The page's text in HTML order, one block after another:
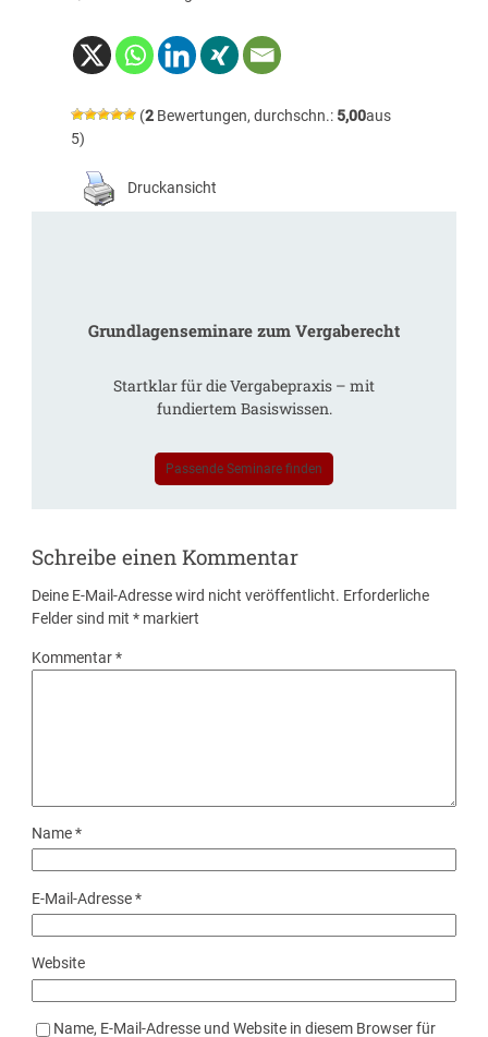
(2Bewertungen, durchschn.: 5,00aus
5)
Druckansicht
Grundlagenseminare zum Vergaberecht
Startklar für die Vergabepraxis – mit
fundiertem Basiswissen.
Passende Seminare finden
Schreibe einen Kommentar
Deine E-Mail-Adresse wird nicht veröffentlicht. Erforderliche
Felder sind mit* markiert
Kommentar*
Name*
E-Mail-Adresse*
Website
Name, E-Mail-Adresse und Website in diesem Browser für